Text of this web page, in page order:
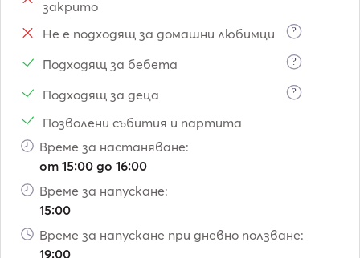
закрито
Не е подходящ за домашни любимци
?
Подходящ за бебета ?
Подходящ за деца ?
Позволени събития и партита
Време за настаняване:
от 15:00 до 16:00
Време за напускане:
15:00
Време за напускане при дневно ползване:
19:00